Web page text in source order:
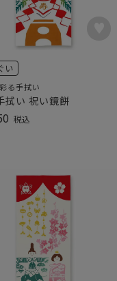
い
る手拭い
拭い 祝い鏡餅
税込